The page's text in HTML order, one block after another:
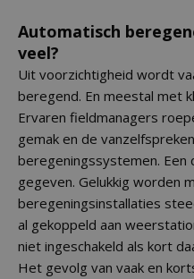
Automatisch
veel?
Uit voorzichtigheid wordt
beregend. En meestal met
Ervaren fieldmanagers
gemak en de
beregeningssystemen. Een
gegeven. Gelukkig worden
beregeningsinstallaties
al gekoppeld aan
niet ingeschakeld als kort
Het gevolg van vaak en